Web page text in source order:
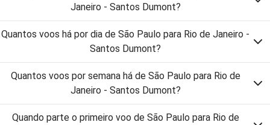
Janeiro - Santos Dumont?
Quantos voos há por dia de São Paulo para Rio de Janeiro -
Santos Dumont?
Quantos voos por semana há de São Paulo para Rio de
Janeiro - Santos Dumont?
Quando parte o primeiro voo de São Paulo para Rio de